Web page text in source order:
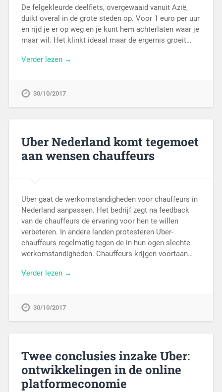
De felgekleurde deelfiets, overgewaaid vanuit Azië,
duikt overal in de grote steden op. Voor 1 euro per uur
en rijd je er op weg en je kunt hem achterlaten waar je
maar wil. Het klinkt ideaal maar de ergernis groeit…
Verder lezen →
30/10/2017
Uber Nederland komt tegemoet
aan wensen chauffeurs
Uber gaat de werkomstandigheden voor chauffeurs in
Nederland aanpassen. Het bedrijf zegt na feedback
van de chauffeurs de ervaring voor hen te willen
verbeteren. In andere landen protesteren Uber-
chauffeurs regelmatig tegen de in hun ogen slechte
werkomstandigheden. Chauffeurs krijgen voortaan…
Verder lezen →
30/10/2017
Twee conclusies inzake Uber:
ontwikkelingen in de online
platformeconomie